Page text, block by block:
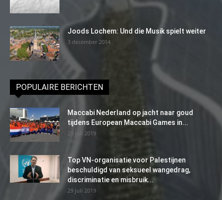
Joods Lochem: Und die Musik spielt weiter
3 december 2014
POPULAIRE BERICHTEN
Maccabi Nederland op jacht naar goud
tijdens European Maccabi Games in...
29 juli 2019
Top VN-organisatie voor Palestijnen
beschuldigd van seksueel wangedrag,
discriminatie en misbruik...
29 juli 2019